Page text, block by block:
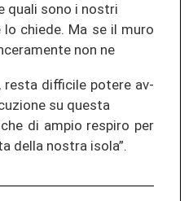
quali sono i nos­tri
chie­de. Ma se il muro
non ne
resta dif­fi­ci­le po­te­re av­
su ques­ta
di ampio re­spi­ro per
della nos­tra isola”.